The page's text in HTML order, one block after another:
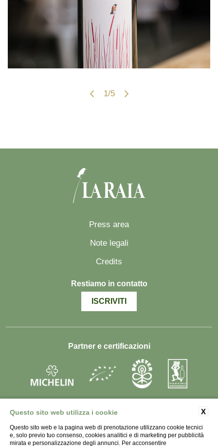
1/5
Press area
Note legali
Credits
Restiamo in contatto
ISCRIVITI
Partner e certificazioni
SOCIETÀ AGRICOLA LA RAIA s.s. - P.IVA
01998450066 - Strada Monterotondo 79, 15067
X
Questo sito web utilizza i cookie
Questo sito web e la pagina web di prenotazione utilizzano cookie tecnici
e, solo previo tuo consenso, cookies analitici e di marketing per pubblicità
mirata e personalizzazione degli annunci. Per acconsentire